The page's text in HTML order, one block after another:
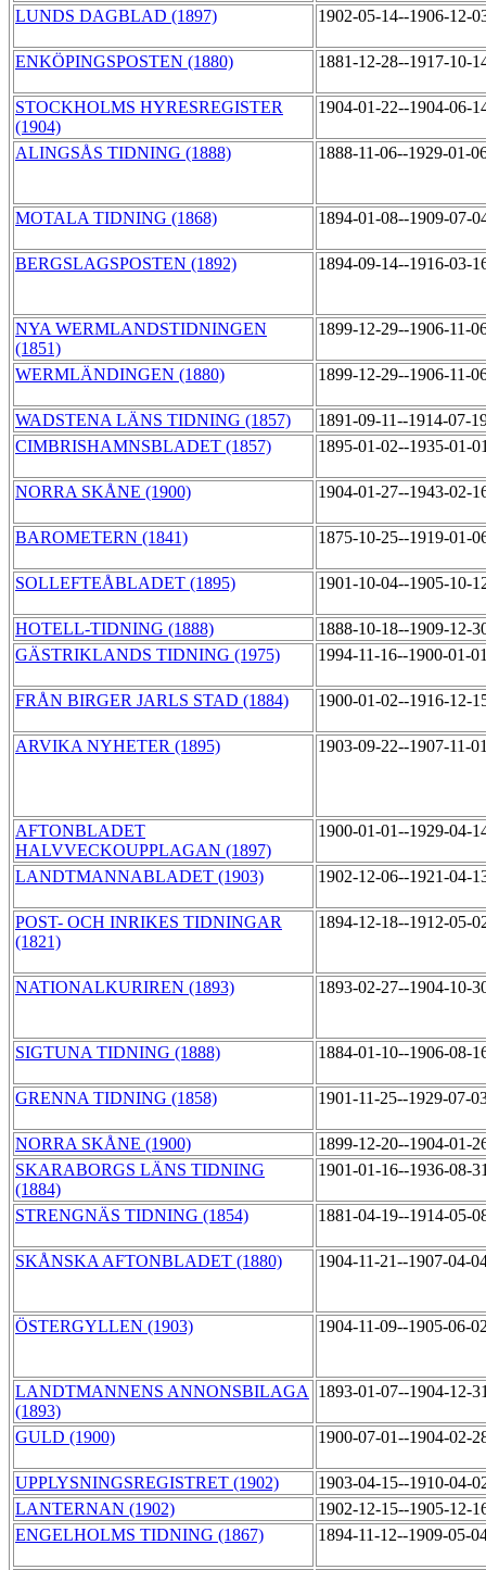
LUNDS DAGBLAD (1897) 1902-05-14--1906-12-
ENKÖPINGSPOSTEN (1880) 1881-12-28--1917-10-
STOCKHOLMS HYRESREGISTER
(1904)
1904-01-22--1904-06-
ALINGSÅS TIDNING (1888) 1888-11-06--1929-01-
MOTALA TIDNING (1868) 1894-01-08--1909-07-
BERGSLAGSPOSTEN (1892) 1894-09-14--1916-03-
NYA WERMLANDSTIDNINGEN
(1851)
1899-12-29--1906-11-
WERMLÄNDINGEN (1880) 1899-12-29--1906-11-
WADSTENA LÄNS TIDNING (1857)
1891-09-11--1914-07-
CIMBRISHAMNSBLADET (1857)
1895-01-02--1935-01-
NORRA SKÅNE (1900) 1904-01-27--1943-02-
BAROMETERN (1841) 1875-10-25--1919-01-
SOLLEFTEÅBLADET (1895) 1901-10-04--1905-10-
HOTELL-TIDNING (1888)
1888-10-18--1909-12-
GÄSTRIKLANDS TIDNING (1975)
1994-11-16--1900-01-
FRÅN BIRGER JARLS STAD (1884) 1900-01-02--1916-12-
ARVIKA NYHETER (1895) 1903-09-22--1907-11-
AFTONBLADET
HALVVECKOUPPLAGAN (1897)
1900-01-01--1929-04-
LANDTMANNABLADET (1903) 1902-12-06--1921-04-
POST- OCH INRIKES TIDNINGAR
(1821)
1894-12-18--1912-05-
NATIONALKURIREN (1893) 1893-02-27--1904-10-
SIGTUNA TIDNING (1888) 1884-01-10--1906-08-
GRENNA TIDNING (1858) 1901-11-25--1929-07-
NORRA SKÅNE (1900)
1899-12-20--1904-01-
SKARABORGS LÄNS TIDNING
(1884)
1901-01-16--1936-08-
STRENGNÄS TIDNING (1854) 1881-04-19--1914-05-
SKÅNSKA AFTONBLADET (1880) 1904-11-21--1907-04-
ÖSTERGYLLEN (1903) 1904-11-09--1905-06-
LANDTMANNENS ANNONSBILAGA
(1893)
1893-01-07--1904-12-
GULD (1900) 1900-07-01--1904-02-
UPPLYSNINGSREGISTRET (1902)
1903-04-15--1910-04-
LANTERNAN (1902)
1902-12-15--1905-12-
ENGELHOLMS TIDNING (1867)
1894-11-12--1909-05-